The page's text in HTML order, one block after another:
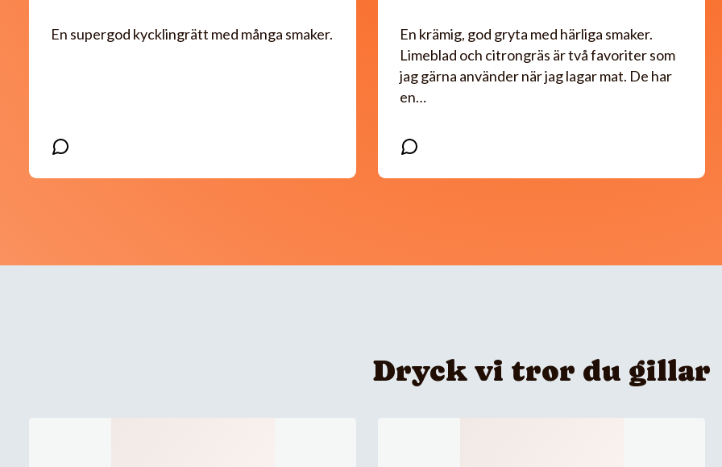
En supergod kycklingrätt med många smaker.
En krämig, god gryta med härliga smaker.
Limeblad och citrongräs är två favoriter som
jag gärna använder när jag lagar mat. De har
en…
Dryck vi tror du gillar